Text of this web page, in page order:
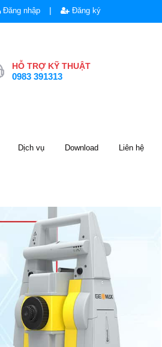
Đăng nhập | Đăng ký
HỖ TRỢ KỸ THUẬT
0983 391313
Dịch vụ Download Liên hệ